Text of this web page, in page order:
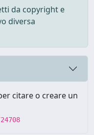
da copyright e
diversa
citare o creare un